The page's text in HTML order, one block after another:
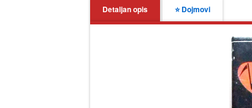
Detaljan opis ⭐ Dojmovi